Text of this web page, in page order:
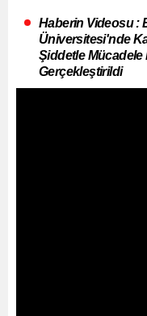
Haberin Videosu :
Üniversitesi'nde
Şiddetle Mücadele
Gerçekleştirildi